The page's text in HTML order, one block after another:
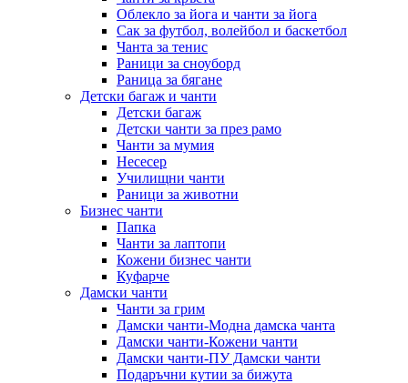
Облекло за йога и чанти за йога
Сак за футбол, волейбол и баскетбол
Чанта за тенис
Раници за сноуборд
Раница за бягане
Детски багаж и чанти
Детски багаж
Детски чанти за през рамо
Чанти за мумия
Несесер
Училищни чанти
Раници за животни
Бизнес чанти
Папка
Чанти за лаптопи
Кожени бизнес чанти
Куфарче
Дамски чанти
Чанти за грим
Дамски чанти-Модна дамска чанта
Дамски чанти-Кожени чанти
Дамски чанти-ПУ Дамски чанти
Подаръчни кутии за бижута